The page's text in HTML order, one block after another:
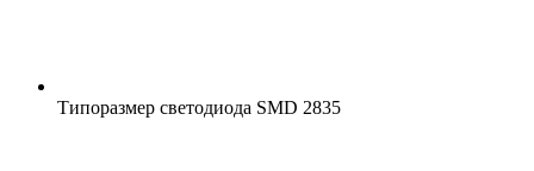
Типоразмер светодиода SMD 2835